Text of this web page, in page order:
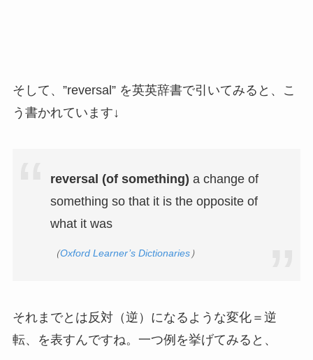
そして、”reversal” を英英辞書で引いてみると、こ
う書かれています↓
reversal (of something) a change of
something so that it is the opposite of
what it was
（Oxford Learner’s Dictionaries）
それまでとは反対（逆）になるような変化＝逆
転、を表すんですね。一つ例を挙げてみると、